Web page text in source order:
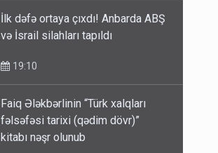
İlk dəfə ortaya çıxdı! Anbarda ABŞ
və İsrail silahları tapıldı
19:10
Faiq Ələkbərlinin “Türk xalqları
fəlsəfəsi tarixi (qədim dövr)”
kitabı nəşr olunub